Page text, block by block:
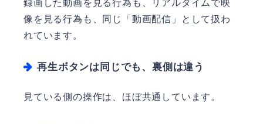
録画した動画を見る行為も、リアルタイムで映
像を見る行為も、同じ「動画配信」として扱わ
れています。
再生ボタンは同じでも、裏側は違う
見ている側の操作は、ほぼ共通しています。